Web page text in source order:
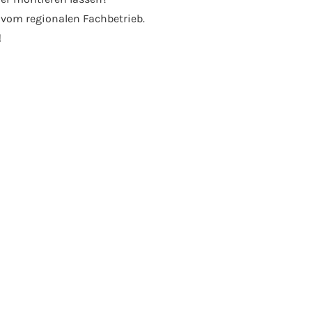
vom regionalen Fachbetrieb.